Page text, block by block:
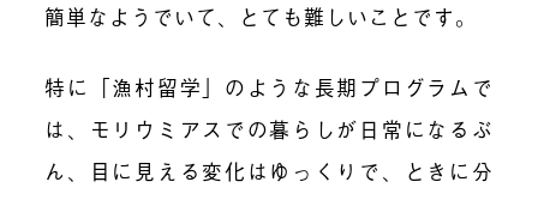
簡単なようでいて、とても難しいことです。
特に「漁村留学」のような長期プログラムで
は、モリウミアスでの暮らしが日常になるぶ
ん、目に見える変化はゆっくりで、ときに分